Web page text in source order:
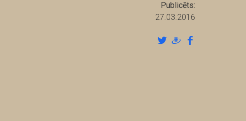
Publicēts:
27.03.2016